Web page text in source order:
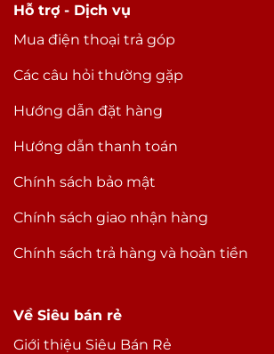
Hỗ trợ - Dịch vụ
Mua điện thoại trả góp
Các câu hỏi thường gặp
Hướng dẫn đặt hàng
Hướng dẫn thanh toán
Chính sách bảo mật
Chính sách giao nhận hàng
Chính sách trả hàng và hoàn tiền
Về Siêu bán rẻ
Giới thiệu Siêu Bán Rẻ